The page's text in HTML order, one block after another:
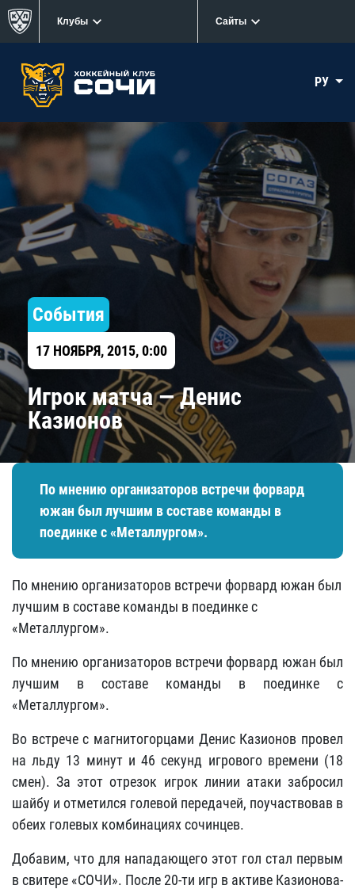
Клубы Сайты
РУ
События
17 НОЯБРЯ, 2015, 0:00
Игрок матча — Денис
Казионов
​По мнению организаторов встречи форвард
южан был лучшим в составе команды в
поединке с «Металлургом».
​По мнению организаторов встречи форвард южан был
лучшим в составе команды в поединке с
«Металлургом».
По мнению организаторов встречи форвард южан был
лучшим в составе команды в поединке с
«Металлургом».
Во встрече с магнитогорцами Денис Казионов провел
на льду 13 минут и 46 секунд игрового времени (18
смен). За этот отрезок игрок линии атаки забросил
шайбу и отметился голевой передачей, поучаствовав в
обеих голевых комбинациях сочинцев.
Добавим, что для нападающего этот гол стал первым
в свитере «СОЧИ». После 20-ти игр в активе Казионова-